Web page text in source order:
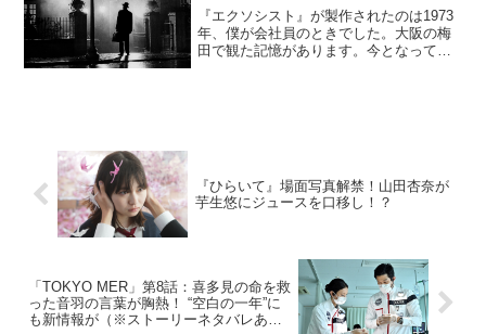
『エクソシスト』が製作されたのは1973
年、僕が会社員のときでした。大阪の梅
田で観た記憶があります。今となっては
『ひらいて』場面写真解禁！山田杏奈が
芋生悠にジュースを口移し！？
「TOKYO MER」第8話：喜多見の命を救
った音羽の言葉が胸熱！ “空白の一年”に
も新情報が（※ストーリーネタバレあ